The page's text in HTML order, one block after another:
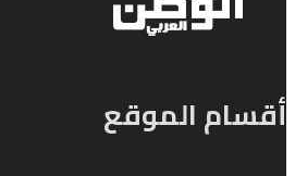
أقسام الموقع